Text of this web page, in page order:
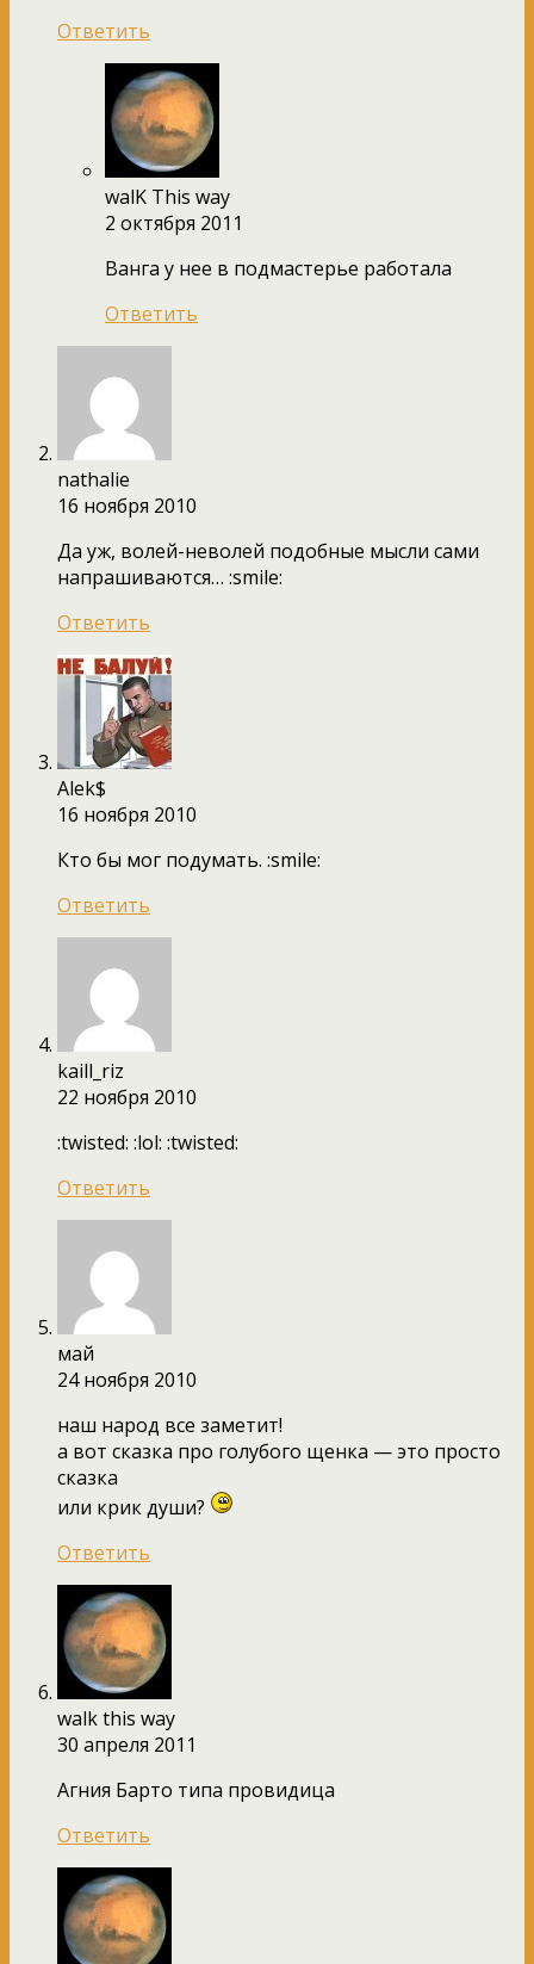
Ответить
walK This way
2 октября 2011
Ванга у нее в подмастерье работала
Ответить
nathalie
16 ноября 2010
Да уж, волей-неволей подобные мысли сами
напрашиваются… :smile:
Ответить
Alek$
16 ноября 2010
Кто бы мог подумать. :smile:
Ответить
kaill_riz
22 ноября 2010
:twisted: :lol: :twisted:
Ответить
май
24 ноября 2010
наш народ все заметит!
а вот сказка про голубого щенка — это просто
сказка
или крик души?
Ответить
walk this way
30 апреля 2011
Агния Барто типа провидица
Ответить